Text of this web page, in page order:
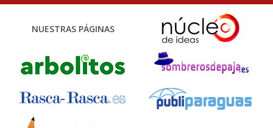
NUESTRAS PÁGINAS